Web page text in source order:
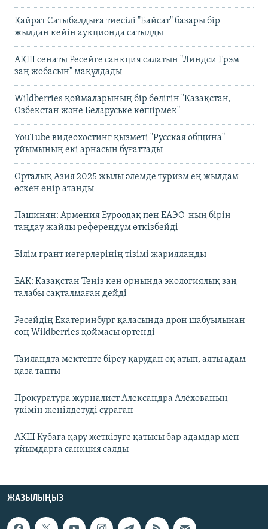
Қайрат Сатыбалдыға тиесілі "Байсат" базары бір
жылдан кейін аукционда сатылды
АҚШ сенаты Ресейге санкция салатын "Линдси Грэм
заң жобасын" мақұлдады
Wildberries қоймаларының бір бөлігін "Қазақстан,
Өзбекстан және Беларуське көшірмек"
YouTube видеохостинг қызметі "Русская община"
ұйымының екі арнасын бұғаттады
Орталық Азия 2025 жылы әлемде туризм ең жылдам
өскен өңір атанды
Пашинян: Армения Еуроодақ пен ЕАЭО-ның бірін
таңдау жайлы референдум өткізбейді
Білім грант иегерлерінің тізімі жарияланды
БАҚ: Қазақстан Теңіз кен орнында экологиялық заң
талабы сақталмаған дейді
Ресейдің Екатеринбург қаласында дрон шабуылынан
соң Wildberries қоймасы өртенді
Таиландта мектепте біреу қарудан оқ атып, алты адам
қаза тапты
Прокуратура журналист Александра Алёхованың
үкімін жеңілдетуді сұраған
АҚШ Кубаға қару жеткізуге қатысы бар адамдар мен
ұйымдарға санкция салды
ЖАЗЫЛЫҢЫЗ